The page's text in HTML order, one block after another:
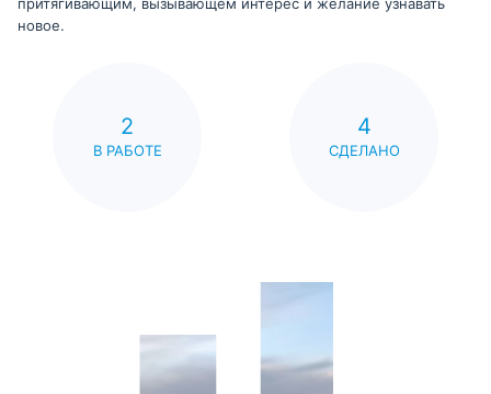
притягивающим, вызывающем интерес и желание узнавать
новое.
2
В РАБОТЕ
4
СДЕЛАНО